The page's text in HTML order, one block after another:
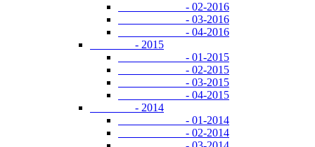
- 02-2016
- 03-2016
- 04-2016
- 2015
- 01-2015
- 02-2015
- 03-2015
- 04-2015
- 2014
- 01-2014
- 02-2014